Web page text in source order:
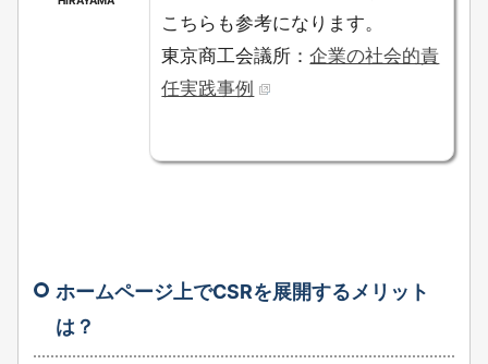
こちらも参考になります。
東京商工会議所：企業の社会的責
任実践事例
ホームページ上でCSRを展開するメリット
は？